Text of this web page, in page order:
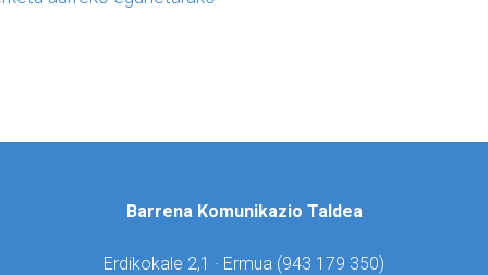
Barrena Komunikazio Taldea
Erdikokale 2,1 · Ermua (943 179 350)